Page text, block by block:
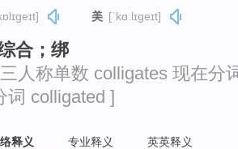
美 [ˈkɑːlɪɡeɪt]
合；绑
人称单数 colligates 现在分
词 colligated ]
释义 专业释义 英英释义